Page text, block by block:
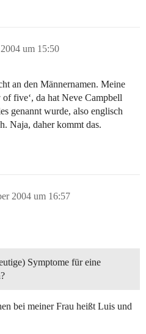
um 15:50
an den Männernamen. Meine
five‘, da hat Neve Campbell
genannt wurde, also englisch
Naja, daher kommt das.
2004 um 16:57
Symptome für eine
bei meiner Frau heißt Luis und